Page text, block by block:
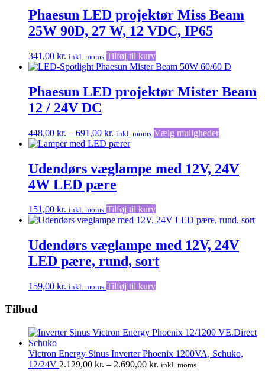
Phaesun LED projektør Miss Beam
25W 90D, 27 W, 12 VDC, IP65
341,00 kr. inkl. moms Tilføj til kurv
Phaesun LED projektør Mister Beam
12 / 24V DC
448,00 kr. – 691,00 kr. Prisinterval:
448,00 kr.
691,00 kr.
inkl. moms Vælg mulighederDette
flere
varianter.
på
Udendørs væglampe med 12V, 24V
4W LED pære
151,00 kr. inkl. moms Tilføj til kurv
Udendørs væglampe med 12V, 24V
LED pære, rund, sort
159,00 kr. inkl. moms Tilføj til kurv
Tilbud
Victron Energy Sinus Inverter Phoenix 1200VA, Schuko,
12/24V 2.129,00 kr. – 2.690,00 kr. Prisinterval:
inkl. moms